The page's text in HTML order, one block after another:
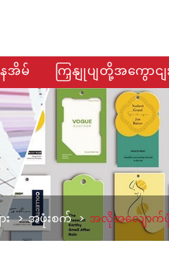
ေအိမ် ကြှနျုပျတို့အကွောငျ
အဖုံးစက် အလိုအလျောက်